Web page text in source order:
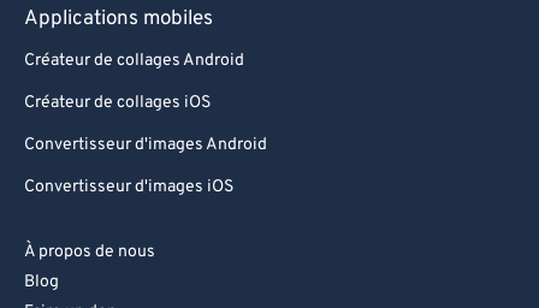
Applications mobiles
Créateur de collages Android
Créateur de collages iOS
Convertisseur d'images Android
Convertisseur d'images iOS
À propos de nous
Blog